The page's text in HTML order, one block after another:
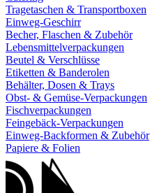
Tragetaschen & Transportboxen
Einweg-Geschirr
Becher, Flaschen & Zubehör
Lebensmittelverpackungen
Beutel & Verschlüsse
Etiketten & Banderolen
Behälter, Dosen & Trays
Obst- & Gemüse-Verpackungen
Fischverpackungen
Feingebäck-Verpackungen
Einweg-Backformen & Zubehör
Papiere & Folien